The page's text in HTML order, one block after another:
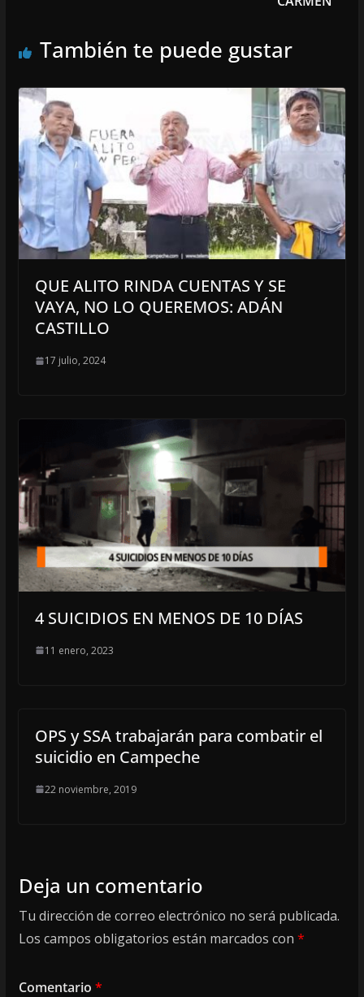
También te puede gustar
QUE ALITO RINDA CUENTAS Y SE
VAYA, NO LO QUEREMOS: ADÁN
CASTILLO
17 julio, 2024
4 SUICIDIOS EN MENOS DE 10 DÍAS
11 enero, 2023
OPS y SSA trabajarán para combatir el
suicidio en Campeche
22 noviembre, 2019
Deja un comentario
Tu dirección de correo electrónico no será publicada.
Los campos obligatorios están marcados con *
Comentario *